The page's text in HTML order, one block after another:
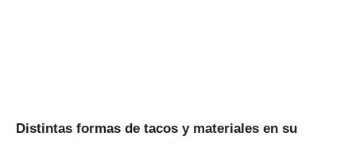
Distintas formas de tacos y materiales en su